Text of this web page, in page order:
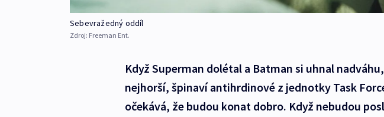
Sebevražedný oddíl
Zdroj: Freeman Ent.
Když Superman dolétal a Batman si uhnal
nejhorší, špinaví antihrdinové z jednotky Task
očekává, že budou konat dobro. Když nebudou